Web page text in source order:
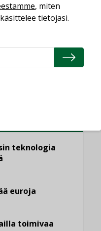
taloyhtiöissä
teknologia
euroja
toimivaa
, miten
tietojasi.